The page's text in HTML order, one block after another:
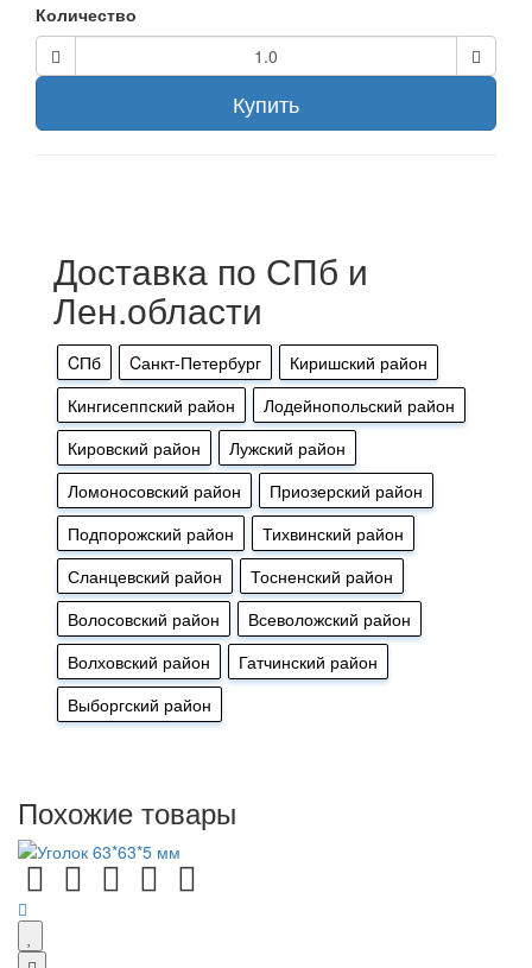
Количество
Купить
Доставка по СПб и
Лен.области
CПб Cанкт-Петербург
Киришский район
Кингисеппский район
Лодейнопольский район
Кировский район
Лужский район
Ломоносовский район
Приозерский район
Подпорожский район
Тихвинский район
Сланцевский район
Тосненский район
Волосовский район
Всеволожский район
Волховский район
Гатчинский район
Выборгский район
Похожие товары